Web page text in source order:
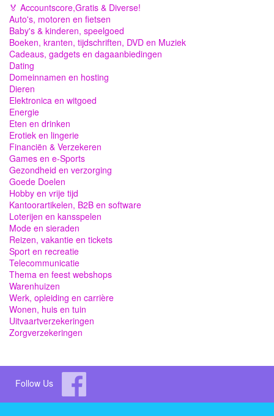
🏅 Accountscore,Gratis & Diverse!
Auto's, motoren en fietsen
Baby's & kinderen, speelgoed
Boeken, kranten, tijdschriften, DVD en Muziek
Cadeaus, gadgets en dagaanbiedingen
Dating
Domeinnamen en hosting
Dieren
Elektronica en witgoed
Energie
Eten en drinken
Erotiek en lingerie
Financiën & Verzekeren
Games en e-Sports
Gezondheid en verzorging
Goede Doelen
Hobby en vrije tijd
Kantoorartikelen, B2B en software
Loterijen en kansspelen
Mode en sieraden
Reizen, vakantie en tickets
Sport en recreatie
Telecommunicatie
Thema en feest webshops
Warenhuizen
Werk, opleiding en carrière
Wonen, huis en tuin
Uitvaartverzekeringen
Zorgverzekeringen
Follow Us